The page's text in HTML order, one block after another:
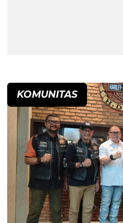
KOMUNITAS